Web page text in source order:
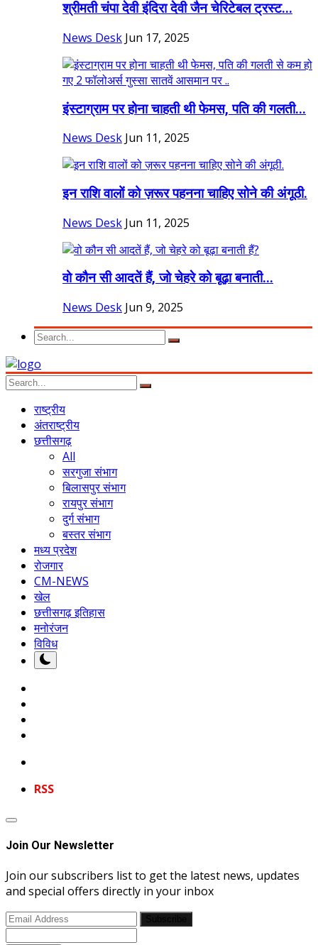
श्रीमती चंपा देवी इंदिरा देवी जैन चेरिटेबल ट्रस्ट...
News Desk Jun 17, 2025
इंस्टाग्राम पर होना चाहती थी फेमस, पति की गलती...
News Desk Jun 11, 2025
इन राशि वालों को ज़रूर पहनना चाहिए सोने की अंगूठी.
News Desk Jun 11, 2025
वो कौन सी आदतें हैं, जो चेहरे को बूढ़ा बनाती...
News Desk Jun 9, 2025
राष्ट्रीय
अंतराष्ट्रीय
छत्तीसगढ़
All
सरगुजा संभाग
बिलासपुर संभाग
रायपुर संभाग
दुर्ग संभाग
बस्तर संभाग
मध्य प्रदेश
रोजगार
CM-NEWS
खेल
छत्तीसगढ़ इतिहास
मनोरंजन
विविध
RSS
Join Our Newsletter
Join our subscribers list to get the latest news, updates
and special offers directly in your inbox